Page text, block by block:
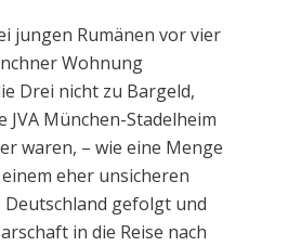
jungen Rumänen vor vier
Wohnung
Drei nicht zu Bargeld,
München-Stadelheim
waren, – wie eine Menge
eher unsicheren
gefolgt und
in die Reise nach